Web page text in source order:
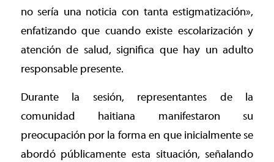
no sería una noticia con tanta estigmatización»,
enfatizando que cuando existe escolarización y
atención de salud, significa que hay un adulto
responsable presente.
Durante la sesión, representantes de la
comunidad haitiana manifestaron su
preocupación por la forma en que inicialmente se
abordó públicamente esta situación, señalando